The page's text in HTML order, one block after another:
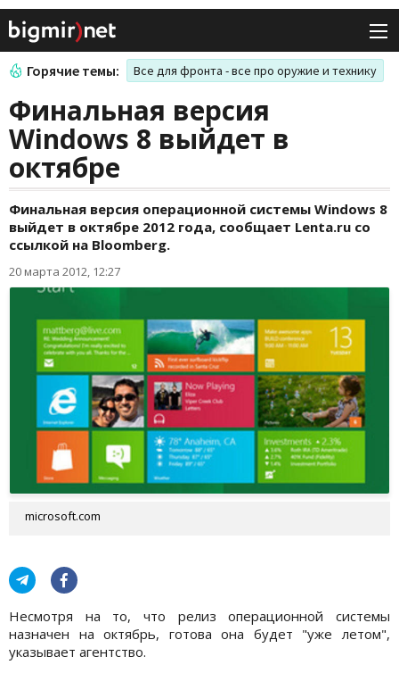
Горячие темы: Все для фронта - все про оружие и технику
Финальная версия
Windows 8 выйдет в
октябре
Финальная версия операционной системы Windows 8
выйдет в октябре 2012 года, сообщает Lenta.ru со
ссылкой на Bloomberg.
20 марта 2012, 12:27
microsoft.com
Несмотря на то, что релиз операционной системы
назначен на октябрь, готова она будет "уже летом",
указывает агентство.